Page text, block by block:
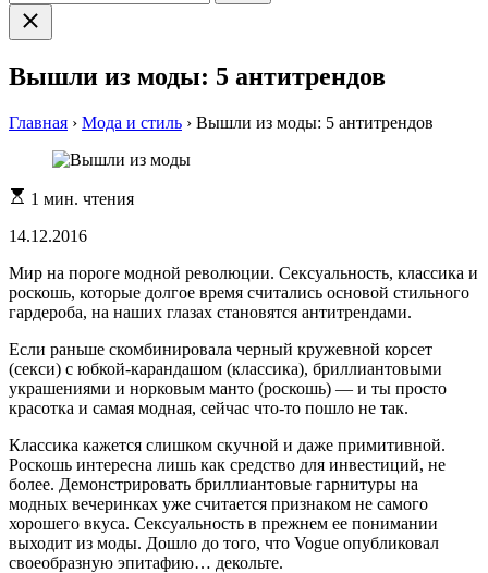
Закрыть
поиск
Вышли из моды: 5 антитрендов
Главная › Мода и стиль › Вышли из моды: 5 антитрендов
Расчетное
чтения
1 мин. чтения
14.12.2016
Мир на пороге модной революции. Сексуальность, классика и
роскошь, которые долгое время считались основой стильного
гардероба, на наших глазах становятся антитрендами.
Если раньше скомбинировала черный кружевной корсет
(секси) с юбкой-карандашом (классика), бриллиантовыми
украшениями и норковым манто (роскошь) — и ты просто
красотка и самая модная, сейчас что-то пошло не так.
Классика кажется слишком скучной и даже примитивной.
Роскошь интересна лишь как средство для инвестиций, не
более. Демонстрировать бриллиантовые гарнитуры на
модных вечеринках уже считается признаком не самого
хорошего вкуса. Сексуальность в прежнем ее понимании
выходит из моды. Дошло до того, что Vogue опубликовал
своеобразную эпитафию… декольте.